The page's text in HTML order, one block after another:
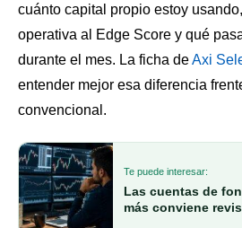
cuánto capital propio estoy
operativa al Edge Score y qué
durante el mes. La ficha deAxi
entender mejor esa diferencia
convencional.
Te puede interesar:
Las cuentas de
más conviene